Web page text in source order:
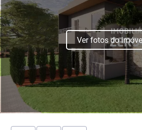
Ver fotos do